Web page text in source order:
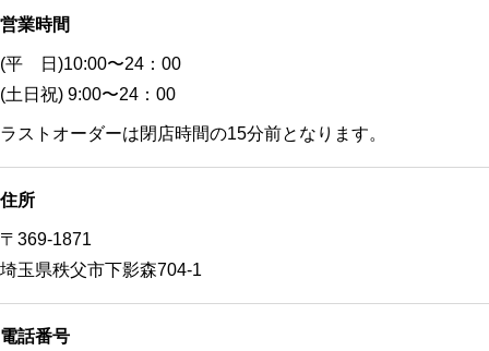
営業時間
(平 日)10:00〜24：00
(土日祝) 9:00〜24：00
ラストオーダーは閉店時間の15分前となります。
住所
〒369-1871
埼玉県秩父市下影森704-1
電話番号